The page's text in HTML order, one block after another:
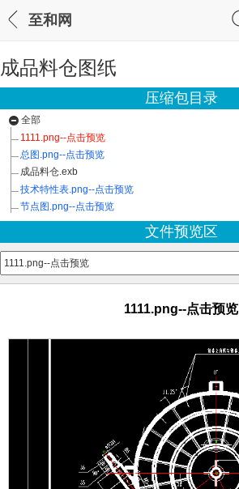
至和网
成品料仓图纸
压缩包目录
全部
1111.png--点击预览
总图.png--点击预览
成品料仓.exb
技术特性表.png--点击预览
节点图.png--点击预览
文件预览区
1111.png--点击预览